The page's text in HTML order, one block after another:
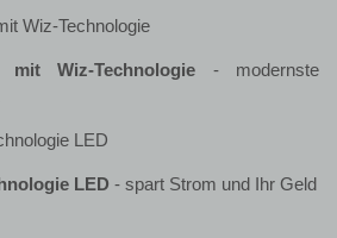
mit Wiz-Technologie - modernste
LED - spart Strom und Ihr Geld